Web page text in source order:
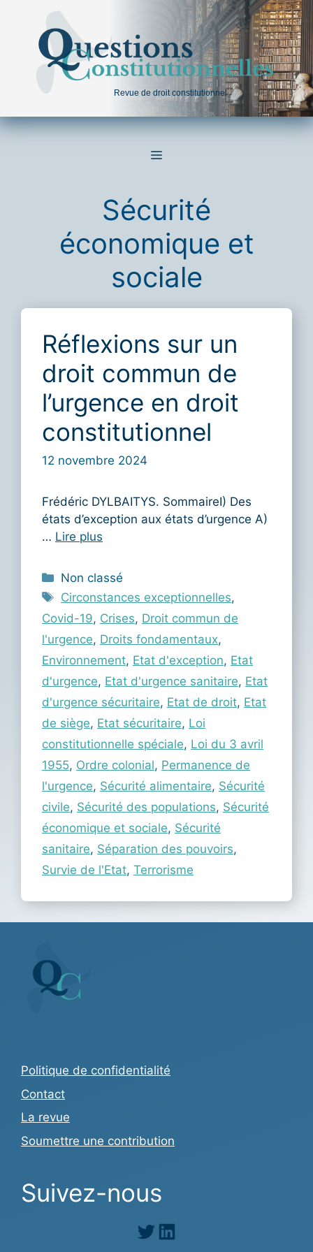
contenu
Revue de droit constitutionnel
MENU
Sécurité
économique et
sociale
Réflexions sur un
droit commun de
l’urgence en droit
constitutionnel
12 novembre 2024
Frédéric DYLBAITYS. SommaireI) Des
états d’exception aux états d’urgence A)
… Lire plus
Catégories
Non classé
Étiquettes
Circonstances exceptionnelles,
Covid-19, Crises, Droit commun de
l'urgence, Droits fondamentaux,
Environnement, Etat d'exception, Etat
d'urgence, Etat d'urgence sanitaire, Etat
d'urgence sécuritaire, Etat de droit, Etat
de siège, Etat sécuritaire, Loi
constitutionnelle spéciale, Loi du 3 avril
1955, Ordre colonial, Permanence de
l'urgence, Sécurité alimentaire, Sécurité
civile, Sécurité des populations, Sécurité
économique et sociale, Sécurité
sanitaire, Séparation des pouvoirs,
Survie de l'Etat, Terrorisme
Politique de confidentialité
Contact
La revue
Soumettre une contribution
Suivez-nous
TwitterLinkedIn